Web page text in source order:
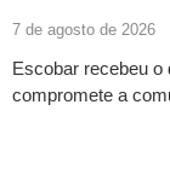
7 de agosto de 2026
Escobar recebeu o
compromete a